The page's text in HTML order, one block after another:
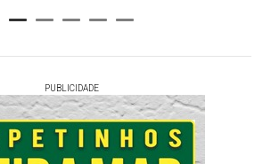
PUBLICIDADE